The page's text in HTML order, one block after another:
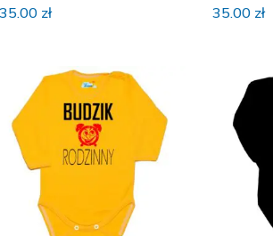
35.00 zł
35.00 zł